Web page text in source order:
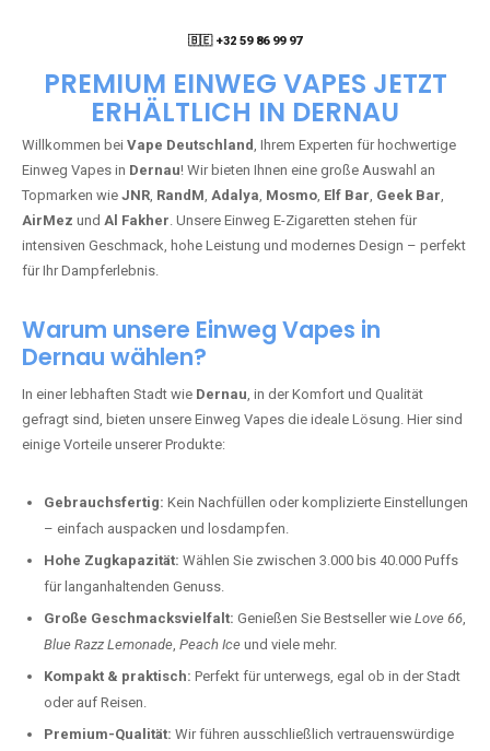
🇧🇪 +32 59 86 99 97
PREMIUM EINWEG VAPES JETZT
ERHÄLTLICH IN DERNAU
Willkommen bei Vape Deutschland, Ihrem Experten für hochwertige
Einweg Vapes in Dernau! Wir bieten Ihnen eine große Auswahl an
Topmarken wie JNR, RandM, Adalya, Mosmo, Elf Bar, Geek Bar,
AirMez und Al Fakher. Unsere Einweg E-Zigaretten stehen für
intensiven Geschmack, hohe Leistung und modernes Design – perfekt
für Ihr Dampferlebnis.
Warum unsere Einweg Vapes in
Dernau wählen?
In einer lebhaften Stadt wie Dernau, in der Komfort und Qualität
gefragt sind, bieten unsere Einweg Vapes die ideale Lösung. Hier sind
einige Vorteile unserer Produkte:
Gebrauchsfertig: Kein Nachfüllen oder komplizierte Einstellungen
– einfach auspacken und losdampfen.
Hohe Zugkapazität: Wählen Sie zwischen 3.000 bis 40.000 Puffs
für langanhaltenden Genuss.
Große Geschmacksvielfalt: Genießen Sie Bestseller wie Love 66,
Blue Razz Lemonade, Peach Ice und viele mehr.
Kompakt & praktisch: Perfekt für unterwegs, egal ob in der Stadt
oder auf Reisen.
Premium-Qualität: Wir führen ausschließlich vertrauenswürdige